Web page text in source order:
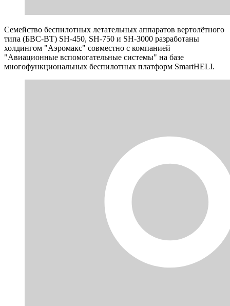
Семейство беспилотных летательных аппаратов вертолётного
типа (БВС-ВТ) SH-450, SH-750 и SH-3000 разработаны
холдингом "Аэромакс" совместно с компанией
"Авиационные вспомогательные системы" на базе
многофункциональных беспилотных платформ SmartHELI.